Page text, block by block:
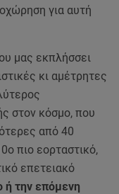
για αυτή
μας εκπλήσσει
κι αμέτρητες
στον κόσμο, που
από 40
πιο εορταστικό,
επετειακό
ή την επόμενη